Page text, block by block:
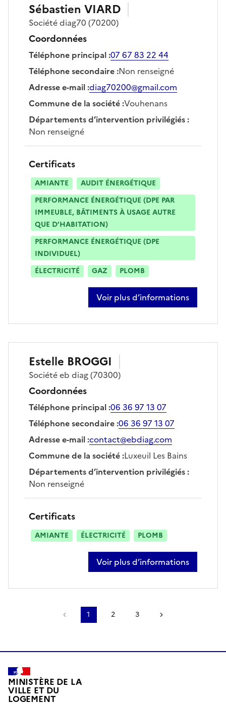
Sébastien VIARD
Sociétédiag70 (70200)
Coordonnées
Téléphone principal:07 67 83 22 44
Téléphone secondaire:Non renseigné
Adresse e-mail:diag70200@gmail.com
Commune de la société:Vouhenans
Départements d’intervention privilégiés:
Non renseigné
Certificats
AMIANTE
AUDIT ÉNERGÉTIQUE
PERFORMANCE ÉNERGÉTIQUE (DPE PAR
IMMEUBLE, BÂTIMENTS À USAGE AUTRE
QUE D’HABITATION)
PERFORMANCE ÉNERGÉTIQUE (DPE
INDIVIDUEL)
ÉLECTRICITÉ
GAZ PLOMB
Voir plus d’informations
sur sébastien viard
Estelle BROGGI
Sociétéeb diag(70300)
Coordonnées
Téléphone principal:06 36 97 13 07
Téléphone secondaire:06 36 97 13 07
Adresse e-mail:contact@ebdiag.com
Commune de la société:Luxeuil Les Bains
Départements d’intervention privilégiés:
Non renseigné
Certificats
AMIANTE ÉLECTRICITÉ PLOMB
Voir plus d’informations
sur estelle broggi
Page précédente
1 2 3
MINISTÈRE DE LA
VILLE ET DU
LOGEMENT